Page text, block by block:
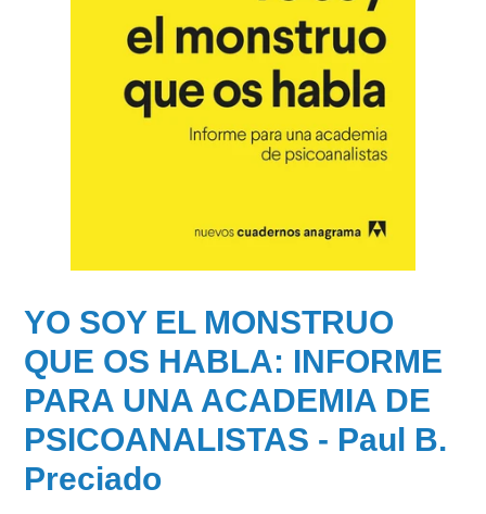
YO SOY EL MONSTRUO
QUE OS HABLA: INFORME
PARA UNA ACADEMIA DE
PSICOANALISTAS - Paul B.
Preciado